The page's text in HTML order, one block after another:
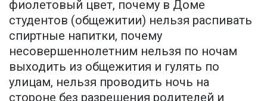
фиолетовый цвет, почему в Доме
студентов (общежитии) нельзя распивать
спиртные напитки, почему
несовершеннолетним нельзя по ночам
выходить из общежития и гулять по
улицам, нельзя проводить ночь на
стороне без разрешения родителей и